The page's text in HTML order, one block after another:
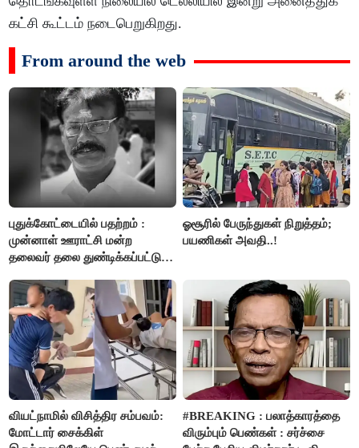
கட்சி கூட்டம் நடைபெறுகிறது.
From around the web
புதுக்கோட்டையில் பதற்றம் :
முன்னாள் ஊராட்சி மன்ற
தலைவர் தலை துண்டிக்கப்பட்டு
ஓசூரில் பேருந்துகள் நிறுத்தம்;
பயணிகள் அவதி..!
வியட்நாமில் விசித்திர சம்பவம்:
மோட்டார் சைக்கிள்
#BREAKING : பலாத்காரத்தை
விரும்பும் பெண்கள் : சர்ச்சை